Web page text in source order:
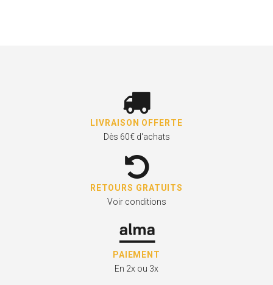
LIVRAISON OFFERTE
Dès 60€ d'achats
RETOURS GRATUITS
Voir conditions
PAIEMENT
En 2x ou 3x